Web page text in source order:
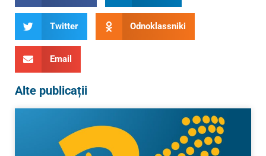
Twitter Odnoklassniki
Email
Alte publicații